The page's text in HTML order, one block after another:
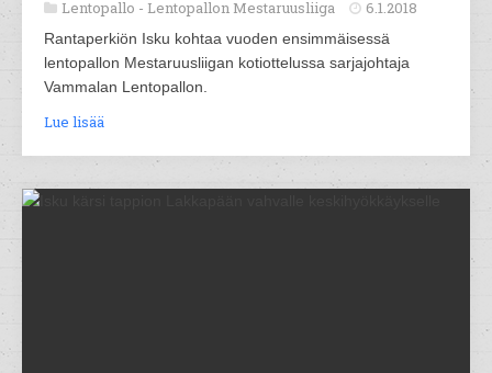
Lentopallo - Lentopallon Mestaruusliiga 6.1.2018
Rantaperkiön Isku kohtaa vuoden ensimmäisessä
lentopallon Mestaruusliigan kotiottelussa sarjajohtaja
Vammalan Lentopallon.
Lue lisää